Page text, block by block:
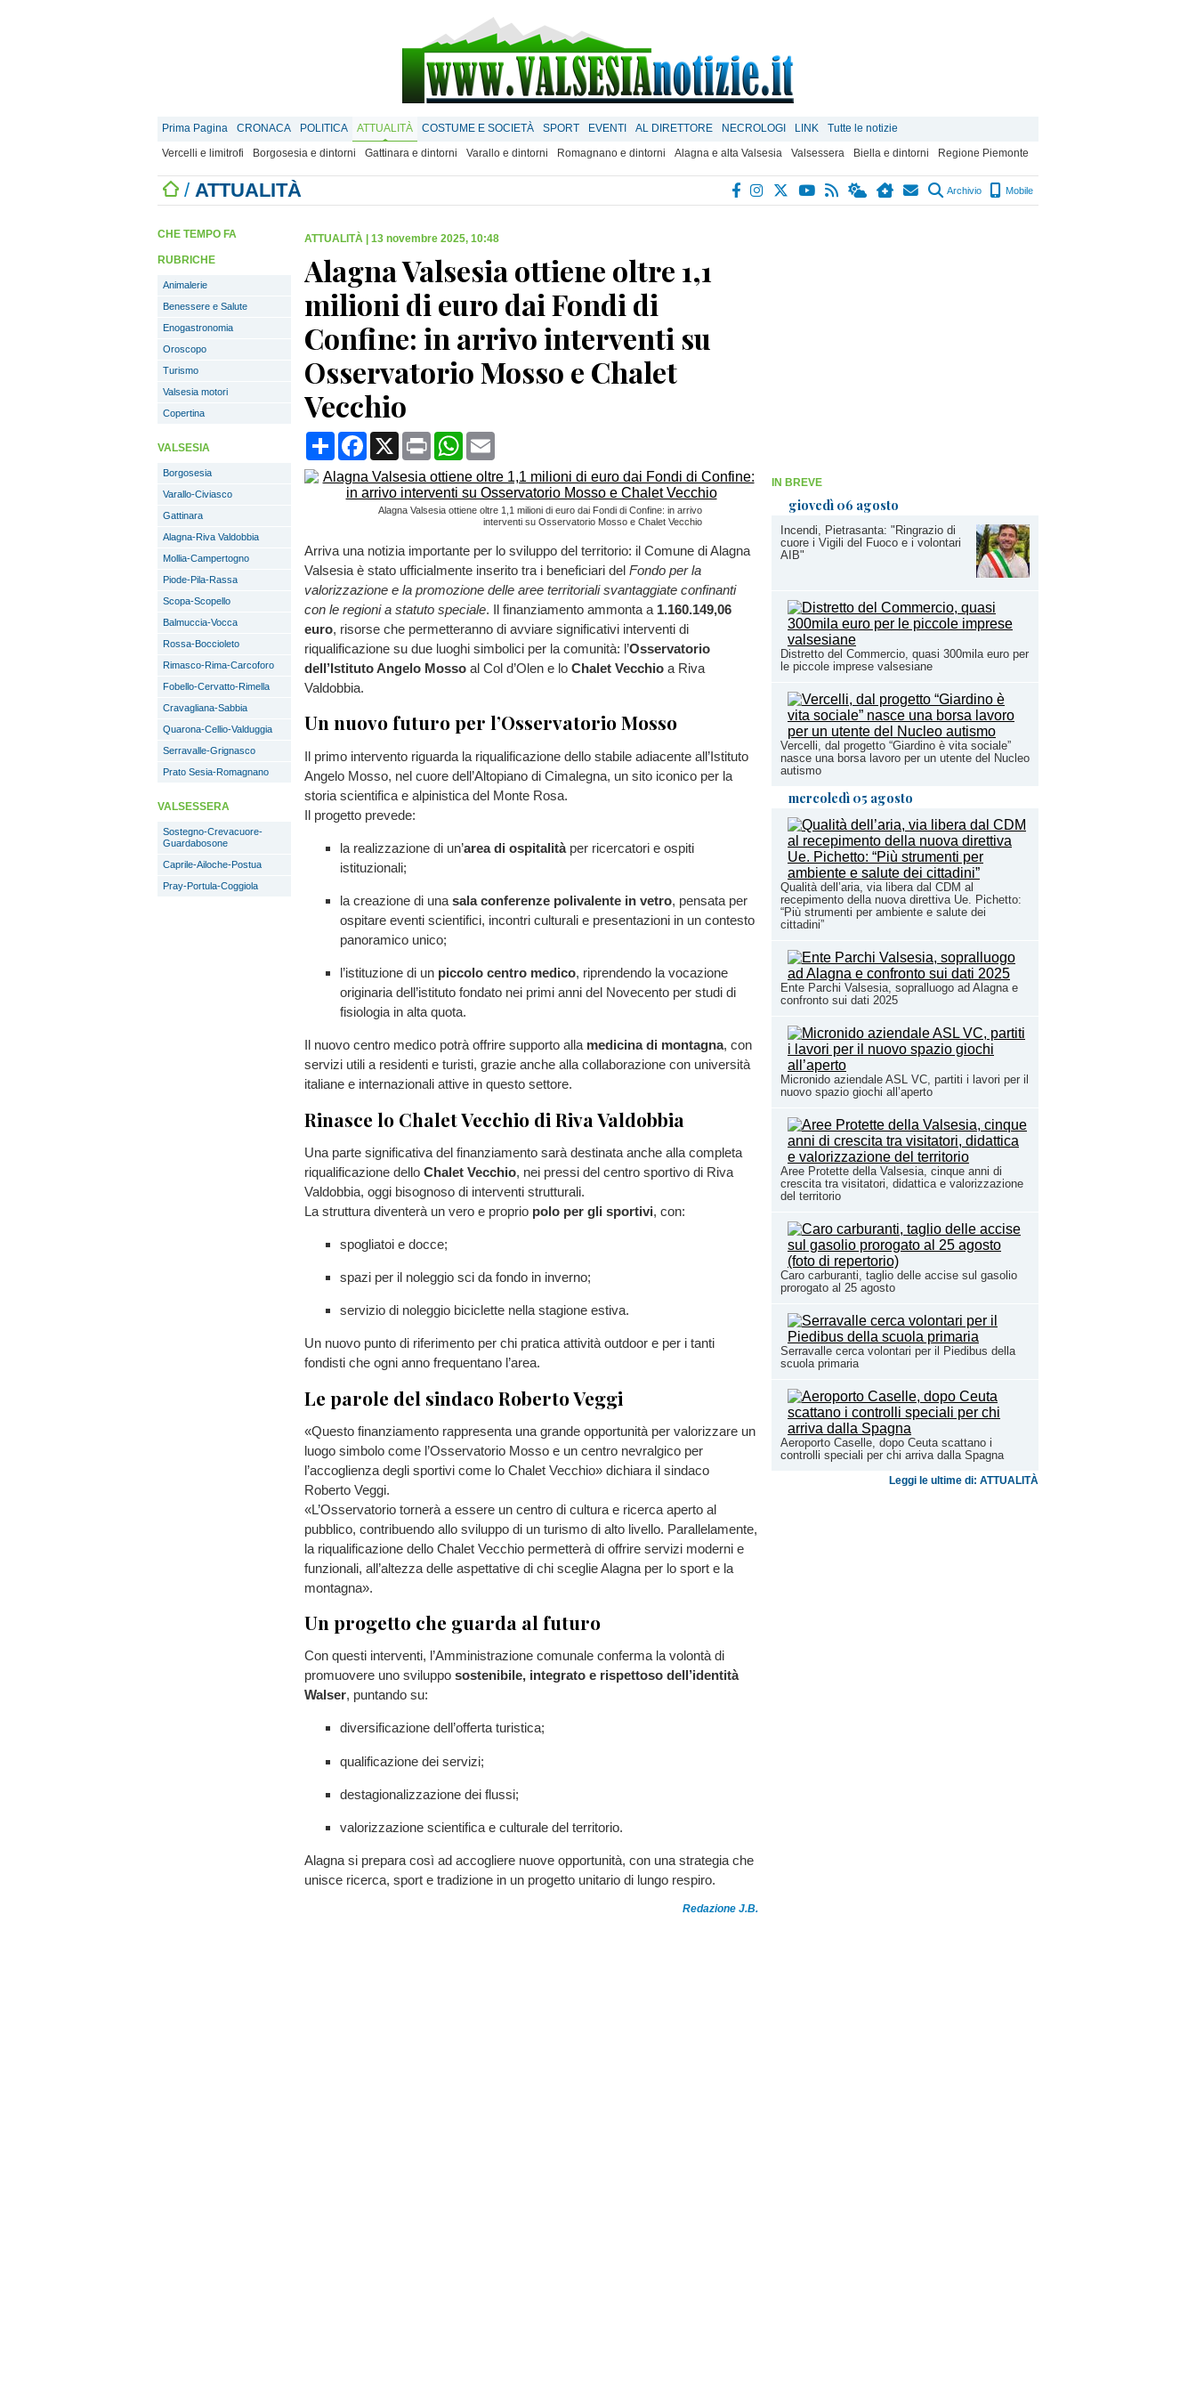
Prima Pagina CRONACA POLITICA ATTUALITÀ COSTUME E SOCIETÀ SPORT EVENTI AL DIRETTORE NECROLOGI LINK
Tutte le notizie
Vercelli e limitrofi
Borgosesia e dintorni Gattinara e dintorni Varallo e dintorni Romagnano e dintorni Alagna e alta Valsesia Valsessera Biella e dintorni Regione Piemonte
/ ATTUALITÀ Archivio Mobile
IN BREVE
giovedì 06 agosto
Incendi, Pietrasanta: "Ringrazio di
cuore i Vigili del Fuoco e i volontari
AIB"
Distretto del Commercio, quasi 300mila euro per
le piccole imprese valsesiane
Vercelli, dal progetto “Giardino è vita sociale”
nasce una borsa lavoro per un utente del Nucleo
autismo
mercoledì 05 agosto
Qualità dell’aria, via libera dal CDM al
recepimento della nuova direttiva Ue. Pichetto:
“Più strumenti per ambiente e salute dei
cittadini”
Ente Parchi Valsesia, sopralluogo ad Alagna e
confronto sui dati 2025
Micronido aziendale ASL VC, partiti i lavori per il
nuovo spazio giochi all’aperto
Aree Protette della Valsesia, cinque anni di
crescita tra visitatori, didattica e valorizzazione
del territorio
Caro carburanti, taglio delle accise sul gasolio
prorogato al 25 agosto
Serravalle cerca volontari per il Piedibus della
scuola primaria
Aeroporto Caselle, dopo Ceuta scattano i
controlli speciali per chi arriva dalla Spagna
Leggi le ultime di: ATTUALITÀ
CHE TEMPO FA
RUBRICHE
Animalerie
Benessere e Salute
Enogastronomia
Oroscopo
Turismo
Valsesia motori
Copertina
VALSESIA
Borgosesia
Varallo-Civiasco
Gattinara
Alagna-Riva Valdobbia
Mollia-Campertogno
Piode-Pila-Rassa
Scopa-Scopello
Balmuccia-Vocca
Rossa-Boccioleto
Rimasco-Rima-Carcoforo
Fobello-Cervatto-Rimella
Cravagliana-Sabbia
Quarona-Cellio-Valduggia
Serravalle-Grignasco
Prato Sesia-Romagnano
VALSESSERA
Sostegno-Crevacuore-
Guardabosone
Caprile-Ailoche-Postua
Pray-Portula-Coggiola
ATTUALITÀ 13 novembre 2025, 10:48
Alagna Valsesia ottiene oltre 1,1
milioni di euro dai Fondi di
Confine: in arrivo interventi su
Osservatorio Mosso e Chalet
Vecchio
CondividiFacebook
X Print WhatsApp
Alagna Valsesia ottiene oltre 1,1 milioni di euro dai Fondi di Confine: in arrivo
interventi su Osservatorio Mosso e Chalet Vecchio
Arriva una notizia importante per lo sviluppo del territorio: il Comune di Alagna
Valsesia è stato ufficialmente inserito tra i beneficiari del Fondo per la
valorizzazione e la promozione delle aree territoriali svantaggiate confinanti
con le regioni a statuto speciale. Il finanziamento ammonta a 1.160.149,06
euro, risorse che permetteranno di avviare significativi interventi di
riqualificazione su due luoghi simbolici per la comunità: l’Osservatorio
dell’Istituto Angelo Mosso al Col d’Olen e lo Chalet Vecchio a Riva
Valdobbia.
Un nuovo futuro per l’Osservatorio Mosso
Il primo intervento riguarda la riqualificazione dello stabile adiacente all’Istituto
Angelo Mosso, nel cuore dell’Altopiano di Cimalegna, un sito iconico per la
storia scientifica e alpinistica del Monte Rosa.
Il progetto prevede:
la realizzazione di un’area di ospitalitàper ricercatori e ospiti
istituzionali;
la creazione di una sala conferenze polivalente in vetro, pensata per
ospitare eventi scientifici, incontri culturali e presentazioni in un contesto
panoramico unico;
l’istituzione di un piccolo centro medico, riprendendo la vocazione
originaria dell’istituto fondato nei primi anni del Novecento per studi di
fisiologia in alta quota.
Il nuovo centro medico potrà offrire supporto alla medicina di montagna, con
servizi utili a residenti e turisti, grazie anche alla collaborazione con università
italiane e internazionali attive in questo settore.
Rinasce lo Chalet Vecchio di Riva Valdobbia
Una parte significativa del finanziamento sarà destinata anche alla completa
riqualificazione dello Chalet Vecchio, nei pressi del centro sportivo di Riva
Valdobbia, oggi bisognoso di interventi strutturali.
La struttura diventerà un vero e proprio polo per gli sportivi, con:
spogliatoi e docce;
spazi per il noleggio sci da fondo in inverno;
servizio di noleggio biciclette nella stagione estiva.
Un nuovo punto di riferimento per chi pratica attività outdoor e per i tanti
fondisti che ogni anno frequentano l’area.
Le parole del sindaco Roberto Veggi
«Questo finanziamento rappresenta una grande opportunità per valorizzare un
luogo simbolo come l’Osservatorio Mosso e un centro nevralgico per
l’accoglienza degli sportivi come lo Chalet Vecchio» dichiara il sindaco
Roberto Veggi.
«L’Osservatorio tornerà a essere un centro di cultura e ricerca aperto al
pubblico, contribuendo allo sviluppo di un turismo di alto livello. Parallelamente,
la riqualificazione dello Chalet Vecchio permetterà di offrire servizi moderni e
funzionali, all’altezza delle aspettative di chi sceglie Alagna per lo sport e la
montagna».
Un progetto che guarda al futuro
Con questi interventi, l’Amministrazione comunale conferma la volontà di
promuovere uno sviluppo sostenibile, integrato e rispettoso dell’identità
Walser, puntando su:
diversificazione dell’offerta turistica;
qualificazione dei servizi;
destagionalizzazione dei flussi;
valorizzazione scientifica e culturale del territorio.
Alagna si prepara così ad accogliere nuove opportunità, con una strategia che
unisce ricerca, sport e tradizione in un progetto unitario di lungo respiro.
Redazione J.B.